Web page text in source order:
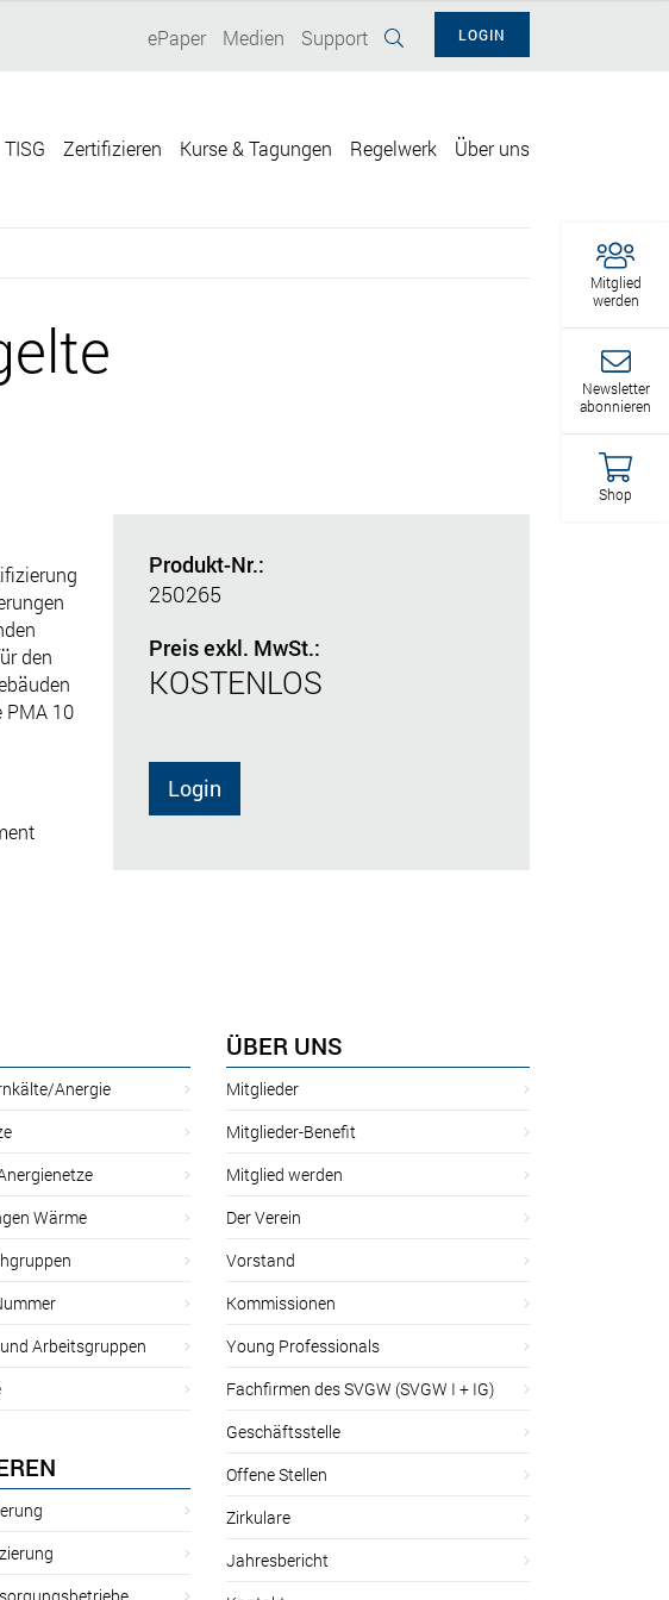
Mitglied
werden
Newsletter
abonnieren
Shop
LOGIN
ePaper Medien Support
TISG Zertifizieren Kurse & Tagungen Regelwerk Über uns
den
PMA 10
Produkt-Nr.:
250265
Preis exkl. MwSt.:
KOSTENLOS
Login
Anergie
Wärme
Arbeitsgruppen
ÜBER UNS
Mitglieder
Mitglieder-Benefit
Mitglied werden
Der Verein
Vorstand
Kommissionen
Young Professionals
Fachfirmen des SVGW (SVGW I + IG)
Geschäftsstelle
Offene Stellen
Zirkulare
Jahresbericht